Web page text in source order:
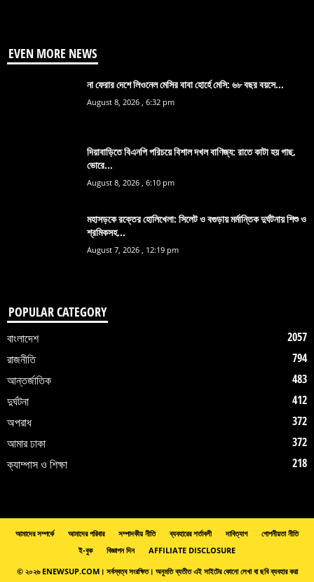
EVEN MORE NEWS
না ফেরার দেশে লিওনেল মেসির বাবা হোর্হে মেসি: ৬৮ বছর বয়সে...
August 8, 2026 , 6:32 pm
দিয়াবাড়িতে বিএনপি পরিচয়ে বিশাল দখল বাণিজ্য: রাতে কাটা হয় গাছ,
ভোরে...
August 8, 2026 , 6:10 pm
মহাসড়কে রক্তের হোলিখেলা: সিলেট ও বগুড়ায় মর্মান্তিক দুর্ঘটনায় শিশু ও
শ্রমিকসহ...
August 7, 2026 , 12:19 pm
POPULAR CATEGORY
বাংলাদেশ
2057
রাজনীতি
794
আন্তর্জাতিক
483
দুর্ঘটনা
412
অপরাধ
372
আমার ঢাকা
372
ক্যাম্পাস ও শিক্ষা
218
আমাদের সম্পর্কে আমাদের পরিবার সম্পাদকীয় নীতি ব্যবহারের শর্তাবলী দাবিত্যাগ
গোপনীয়তা নীতি
ই-বুক
বিজ্ঞাপন দিন
AFFILIATE DISCLOSURE
© ২০২৬ ENEWSUP.COM। সর্বস্বত্ব সংরক্ষিত। অনুমতি ব্যতীত এই সাইটের কোনো লেখা বা ছবি ব্যবহার করা